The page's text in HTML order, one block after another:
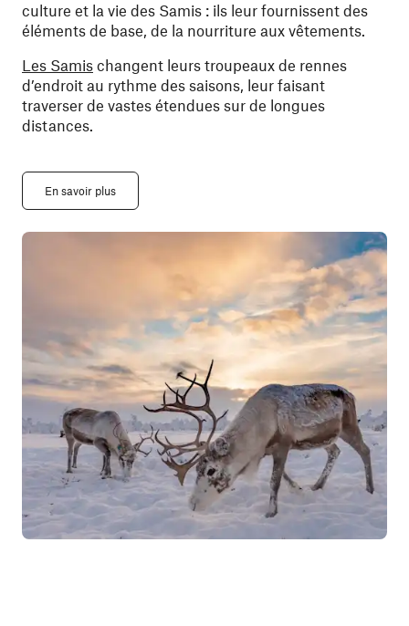
culture et la vie des Samis : ils leur fournissent des
éléments de base, de la nourriture aux vêtements.
Les Samis changent leurs troupeaux de rennes
d’endroit au rythme des saisons, leur faisant
traverser de vastes étendues sur de longues
distances.
En savoir plus